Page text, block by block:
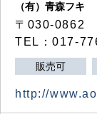
（有）青森フキ
〒030-0862
TEL：017-
販売可
http://